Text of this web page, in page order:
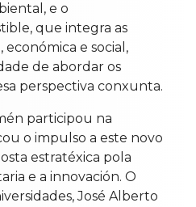
e o
que integra as
e social,
de abordar os
perspectiva conxunta.
participou na
o impulso a este novo
estratéxica pola
e a innovación. O
José Alberto